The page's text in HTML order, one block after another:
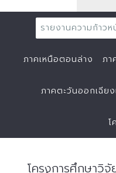
รายงานความก้าวห
ภาคเหนือตอนล่าง ภา
ภาคตะวันออกเฉียง
โ
โครงการศึกษาวิ